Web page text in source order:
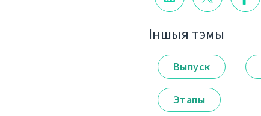
Іншыя тэмы
Выпуск
Этапы